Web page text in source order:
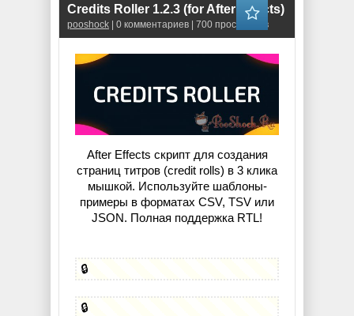
Credits Roller 1.2.3 (for After Effects)
pooshock | 0 комментариев | 700 просмотров
After Effects скрипт для создания
страниц титров (credit rolls) в 3 клика
мышкой. Используйте шаблоны-
примеры в форматах CSV, TSV или
JSON. Полная поддержка RTL!
🔒
🔒